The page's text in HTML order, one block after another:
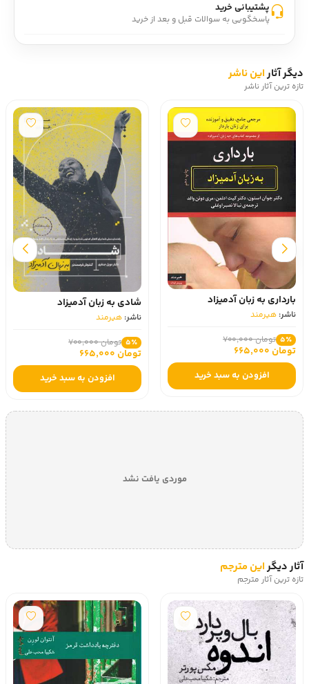
پشتیبانی خرید
پاسخگویی به سوالات قبل و بعد از خرید
دیگر آثاراین ناشر
تازه ترین آثار ناشر
بارداری به زبان آدمیزاد
ناشر: هیرمند
5٪ تومان 700,000
تومان 665,000
افزودن به سبد خرید
شادی به زبان آدمیزاد
ناشر: هیرمند
5٪ تومان 700,000
تومان 665,000
افزودن به سبد خرید
موردی یافت نشد
آثار دیگراین مترجم
تازه ترین آثار مترجم